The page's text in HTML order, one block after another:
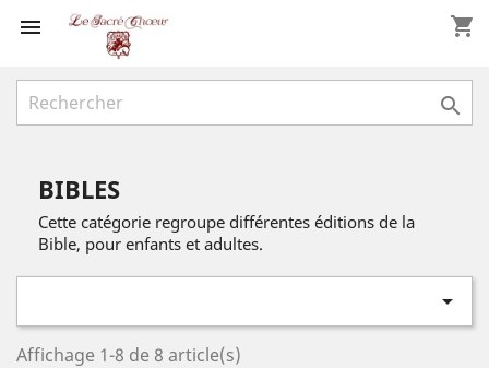
 shopping_cart

BIBLES
Cette catégorie regroupe différentes éditions de la
Bible, pour enfants et adultes.

Affichage 1-8 de 8 article(s)